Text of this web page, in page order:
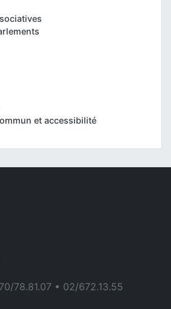
et accessibilité
78.81.07 • 02/672.13.55